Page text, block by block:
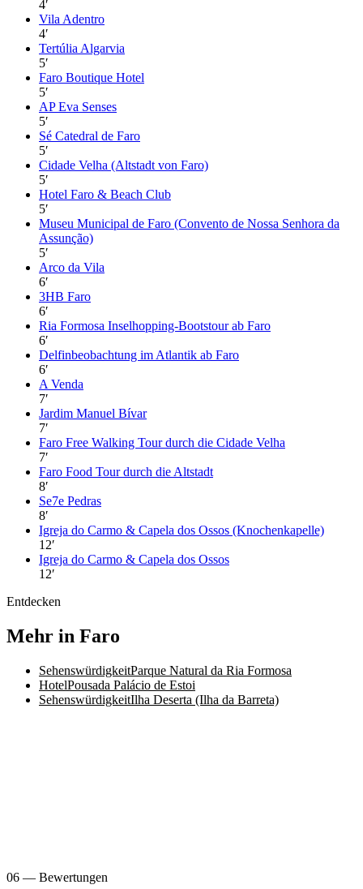
4′
Vila Adentro
4′
Tertúlia Algarvia
5′
Faro Boutique Hotel
5′
AP Eva Senses
5′
Sé Catedral de Faro
5′
Cidade Velha (Altstadt von Faro)
5′
Hotel Faro & Beach Club
5′
Museu Municipal de Faro (Convento de Nossa Senhora da
Assunção)
5′
Arco da Vila
6′
3HB Faro
6′
Ria Formosa Inselhopping-Bootstour ab Faro
6′
Delfinbeobachtung im Atlantik ab Faro
6′
A Venda
7′
Jardim Manuel Bívar
7′
Faro Free Walking Tour durch die Cidade Velha
7′
Faro Food Tour durch die Altstadt
8′
Se7e Pedras
8′
Igreja do Carmo & Capela dos Ossos (Knochenkapelle)
12′
Igreja do Carmo & Capela dos Ossos
12′
Entdecken
Mehr in Faro
SehenswürdigkeitParque Natural da Ria Formosa
HotelPousada Palácio de Estoi
SehenswürdigkeitIlha Deserta (Ilha da Barreta)
06 — Bewertungen